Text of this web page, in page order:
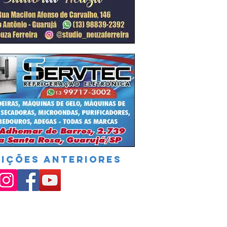
ANTERIORES